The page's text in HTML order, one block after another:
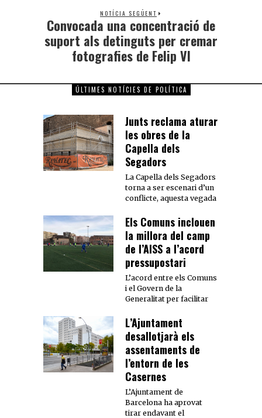
NOTÍCIA SEGÜENT
Convocada una concentració de
suport als detinguts per cremar
fotografies de Felip VI
ÚLTIMES NOTÍCIES DE POLÍTICA
Junts reclama aturar
les obres de la
Capella dels
Segadors
La Capella dels Segadors
torna a ser escenari d’un
conflicte, aquesta vegada
Els Comuns inclouen
la millora del camp
de l’AISS a l’acord
pressupostari
L’acord entre els Comuns
i el Govern de la
Generalitat per facilitar
L’Ajuntament
desallotjarà els
assentaments de
l’entorn de les
Casernes
L’Ajuntament de
Barcelona ha aprovat
tirar endavant el